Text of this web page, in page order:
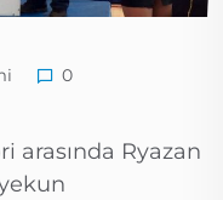
0
arasında Ryazan